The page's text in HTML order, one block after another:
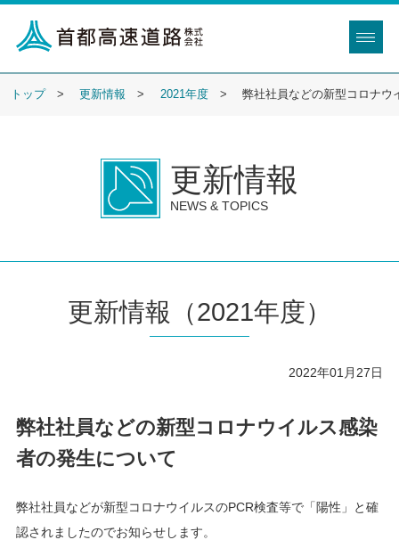
トップ 更新情報 2021年度 弊社社員などの新型コロナウ
更新情報
NEWS & TOPICS
更新情報（2021年度）
2022年01月27日
弊社社員などの新型コロナウイルス感染
者の発生について
弊社社員などが新型コロナウイルスのPCR検査等で「陽性」と確
認されましたのでお知らせします。